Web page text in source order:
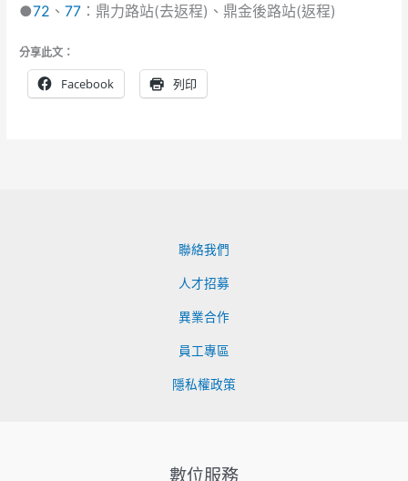
●72 、77 ：鼎力路站(去返程)、鼎金後路站(返程)
分享此文：
Facebook 列印
聯絡我們
人才招募
異業合作
員工專區
隱私權政策
數位服務